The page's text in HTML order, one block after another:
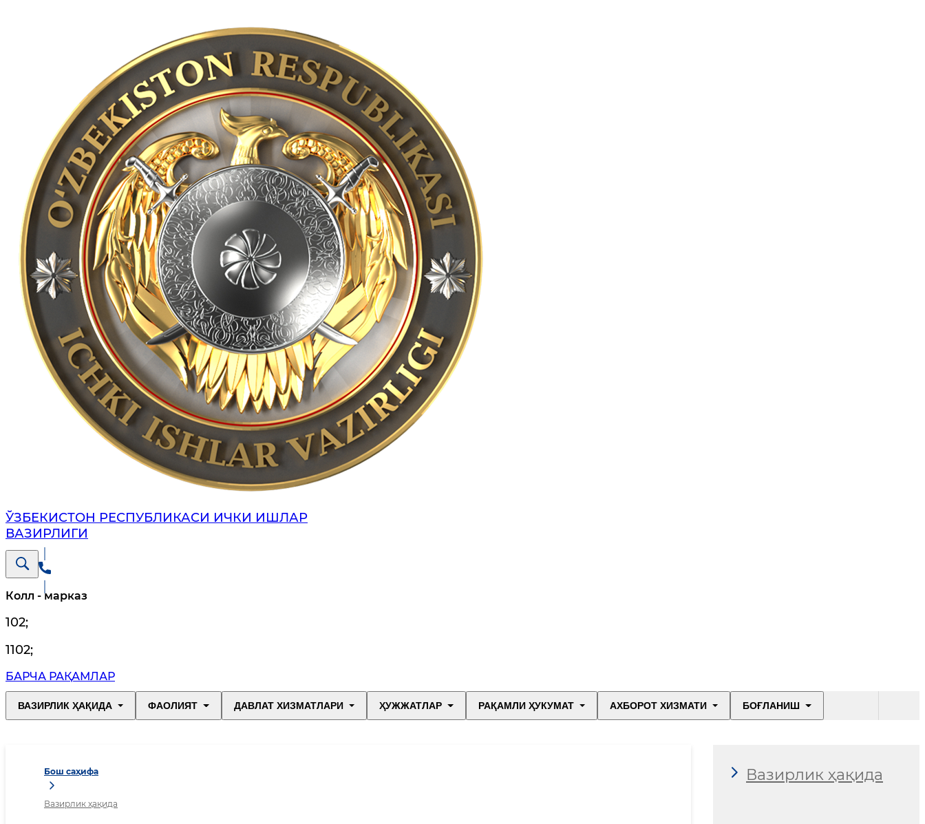
ЎЗБЕКИСТОН РЕСПУБЛИКАСИ ИЧКИ ИШЛАР
ВАЗИРЛИГИ
Колл - марказ
102;
1102;
БАРЧА РАҚАМЛАР
ВАЗИРЛИК ҲАҚИДА ФАОЛИЯТ ДАВЛАТ ХИЗМАТЛАРИ ҲУЖЖАТЛАР РАҚАМЛИ ҲУКУМАТ АХБОРОТ ХИЗМАТИ БОҒЛАНИШ
Бош саҳифа
Вазирлик ҳақида
Вазирлик ҳақида